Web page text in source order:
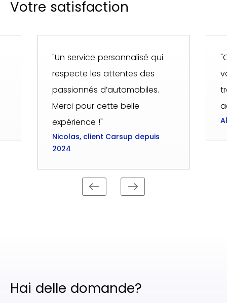
Votre satisfaction
"Un service personnalisé qui
respecte les attentes des
passionnés d’automobiles.
Merci pour cette belle
expérience !"
Nicolas, client Carsup depuis
2024
Hai delle domande?